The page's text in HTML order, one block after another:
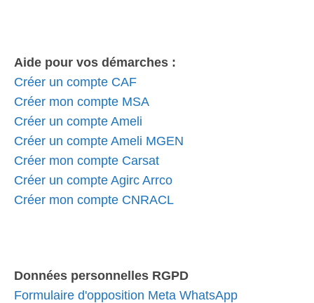
Aide pour vos démarches :
Créer un compte CAF
Créer mon compte MSA
Créer un compte Ameli
Créer un compte Ameli MGEN
Créer mon compte Carsat
Créer un compte Agirc Arrco
Créer mon compte CNRACL
Données personnelles RGPD
Formulaire d'opposition Meta WhatsApp